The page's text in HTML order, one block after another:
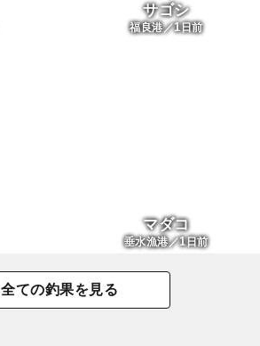
サゴシ
福良港／1日前
マダコ
垂水漁港／1日前
全ての釣果を見る